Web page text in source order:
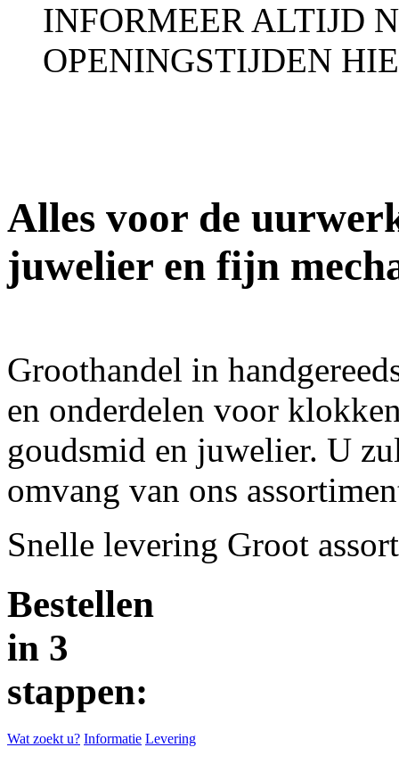
INFORMEER ALTIJD
OPENINGSTIJDEN
Alles voor de
juwelier en fijn
Groothandel in
en onderdelen voor
goudsmid en juwelier. U
omvang van ons
Snelle levering Groot
Bestellen
in 3
stappen:
Wat zoekt u? Informatie Levering